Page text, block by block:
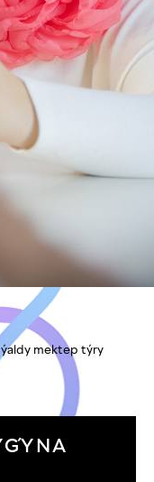
mektep týry